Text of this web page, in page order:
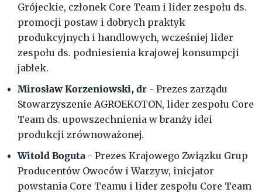
Grójeckie, członek Core Team i lider zespołu ds.
promocji postaw i dobrych praktyk
produkcyjnych i handlowych, wcześniej lider
zespołu ds. podniesienia krajowej konsumpcji
jabłek.
Mirosław Korzeniowski, dr - Prezes zarządu
Stowarzyszenie AGROEKOTON, lider zespołu Core
Team ds. upowszechnienia w branży idei
produkcji zrównoważonej.
Witold Boguta - Prezes Krajowego Związku Grup
Producentów Owoców i Warzyw, inicjator
powstania Core Teamu i lider zespołu Core Team